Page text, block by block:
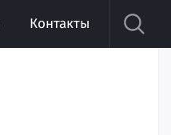
Контакты